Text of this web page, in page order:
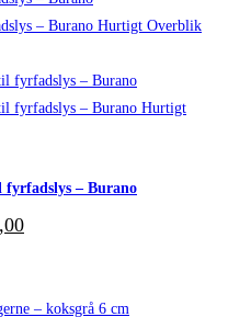
Hurtigt Overblik
Hurtigt
fyrfadslys – Burano
Den
aktuelle
kr. 159,00.